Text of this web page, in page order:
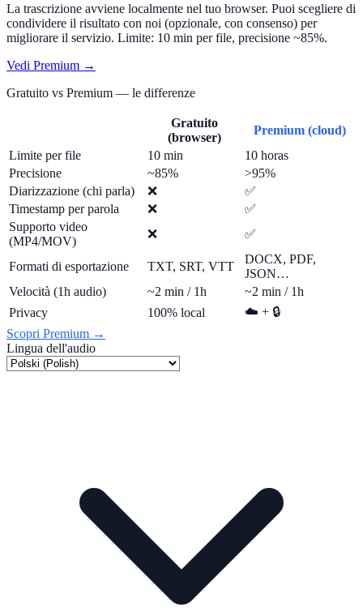
La trascrizione avviene localmente nel tuo browser. Puoi scegliere di
condividere il risultato con noi (opzionale, con consenso) per
migliorare il servizio. Limite: 10 min per file, precisione ~85%.
Vedi Premium →
Gratuito vs Premium — le differenze
Gratuito
(browser)
Premium (cloud)
Limite per file
10 min
10 horas
Precisione
~85%
>95%
Diarizzazione (chi parla)
❌
✅
Timestamp per parola
❌
✅
Supporto video
(MP4/MOV)
❌ ✅
Formati di esportazione TXT, SRT, VTT
DOCX, PDF,
JSON…
Velocità (1h audio)
~2 min / 1h
~2 min / 1h
Privacy
100% local
☁️ + 🔒
Scopri Premium →
Lingua dell'audio